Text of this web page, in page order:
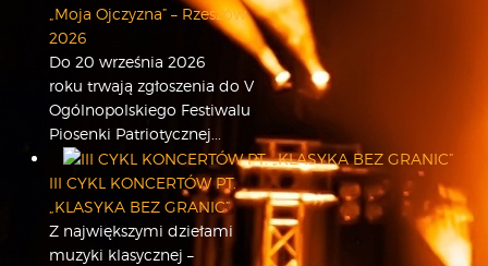
KONCERTY
WSPÓŁPRACA
PRASA
RODO
REKRUTACJA
FESTIWALE
CARPATHIA FESTIVAL
FESTIWAL PATRIOTYCZNY
„Moja Ojczyzna” – Rzeszów
2026
Do 20 września 2026
roku trwają zgłoszenia do V
Ogólnopolskiego Festiwalu
Piosenki Patriotycznej...
III CYKL KONCERTÓW PT.
„KLASYKA BEZ GRANIC”
Z największymi dziełami
muzyki klasycznej –